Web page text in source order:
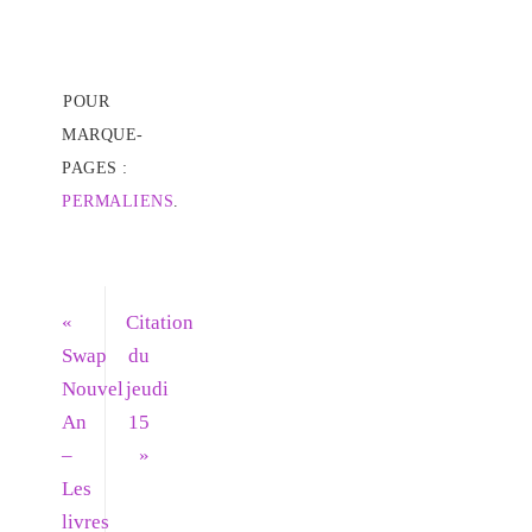
POUR
MARQUE-
PAGES :
PERMALIENS.
«
Swap
Nouvel
An
–
Les
livres
Citation
du
jeudi
15
»